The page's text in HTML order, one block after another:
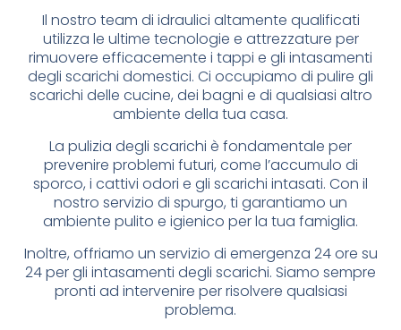
Il nostro team di idraulici altamente qualificati
utilizza le ultime tecnologie e attrezzature per
rimuovere efficacemente i tappi e gli intasamenti
degli scarichi domestici. Ci occupiamo di pulire gli
scarichi delle cucine, dei bagni e di qualsiasi altro
ambiente della tua casa.
La pulizia degli scarichi è fondamentale per
prevenire problemi futuri, come l’accumulo di
sporco, i cattivi odori e gli scarichi intasati. Con il
nostro servizio di spurgo, ti garantiamo un
ambiente pulito e igienico per la tua famiglia.
Inoltre, offriamo un servizio di emergenza 24 ore su
24 per gli intasamenti degli scarichi. Siamo sempre
pronti ad intervenire per risolvere qualsiasi
problema.